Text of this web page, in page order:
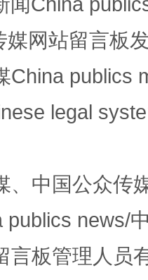
网站留言板
China publics
legal
、中国公众传
publics news/
言板管理人员